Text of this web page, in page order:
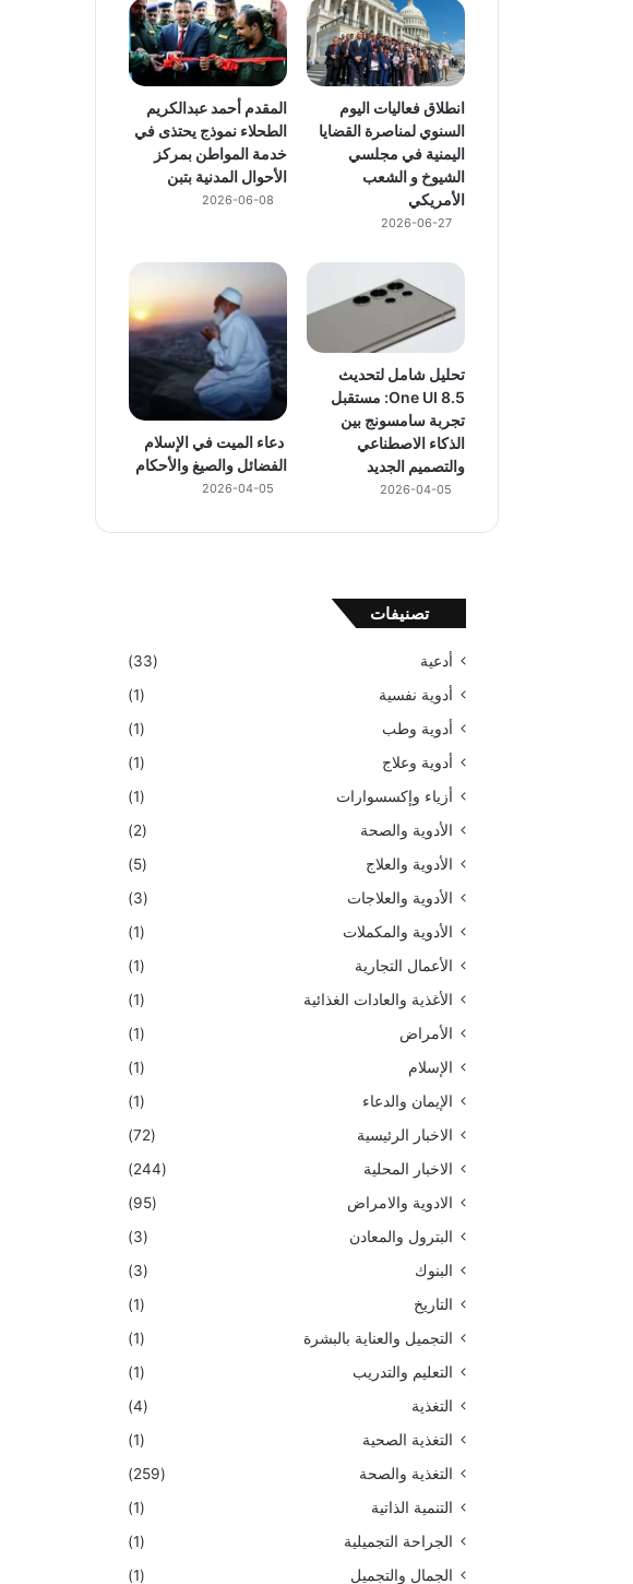
انطلاق فعاليات اليوم
السنوي لمناصرة القضايا
اليمنية في مجلسي
الشيوخ و الشعب
الأمريكي
2026-06-27
المقدم أحمد عبدالكريم
الطحلاء نموذج يحتذى في
خدمة المواطن بمركز
الأحوال المدنية بتبن
2026-06-08
تحليل شامل لتحديث
One UI 8.5: مستقبل
تجربة سامسونج بين
الذكاء الاصطناعي
والتصميم الجديد
2026-04-05
دعاء الميت في الإسلام
الفضائل والصيغ والأحكام
2026-04-05
تصنيفات
أدعية
(33)
أدوية نفسية
(1)
أدوية وطب
(1)
أدوية وعلاج
(1)
أزياء وإكسسوارات
(1)
الأدوية والصحة
(2)
الأدوية والعلاج
(5)
الأدوية والعلاجات
(3)
الأدوية والمكملات
(1)
الأعمال التجارية
(1)
الأغذية والعادات الغذائية
(1)
الأمراض
(1)
الإسلام
(1)
الإيمان والدعاء
(1)
الاخبار الرئيسية
(72)
الاخبار المحلية
(244)
الادوية والامراض
(95)
البترول والمعادن
(3)
البنوك
(3)
التاريخ
(1)
التجميل والعناية بالبشرة
(1)
التعليم والتدريب
(1)
التغذية
(4)
التغذية الصحية
(1)
التغذية والصحة
(259)
التنمية الذاتية
(1)
الجراحة التجميلية
(1)
الجمال والتجميل
(1)